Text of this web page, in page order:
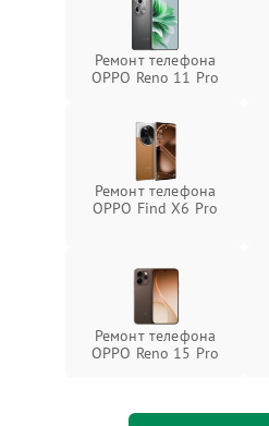
Ремонт телефона
OPPO Reno 11 Pro
Ремонт телефона
OPPO Find X6 Pro
Ремонт телефона
OPPO Reno 15 Pro